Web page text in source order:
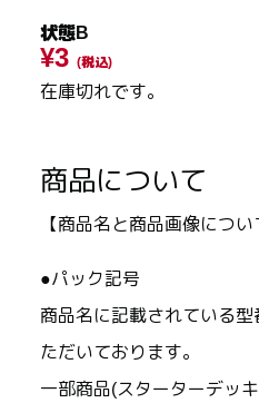
状態B
¥3 (税込)
在庫切れです。
商品について
【商品名と商品画像につい
●パック記号
商品名に記載されている
ただいております。
一部商品(スターターデッ